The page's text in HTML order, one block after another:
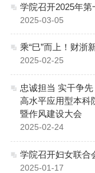
学院召开2025年
2025-03-05
乘“巳”而上！财浙
2025-02-25
忠诚担当 实干争
高水平应用型本
暨作风建设大会
2025-02-24
学院召开妇女联合
2025-01-17